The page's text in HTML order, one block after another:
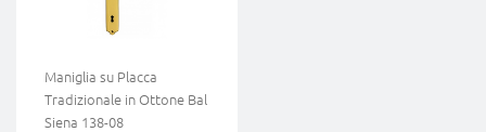
Maniglia su Placca
Tradizionale in Ottone Bal
Siena 138-08